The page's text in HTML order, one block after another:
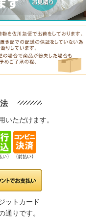
いただけます。
ットカード
通りです。